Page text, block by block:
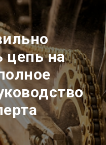
цепь на